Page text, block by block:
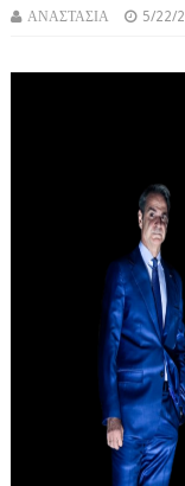
ΑΝΑΣΤΑΣΙΑ 5/22/